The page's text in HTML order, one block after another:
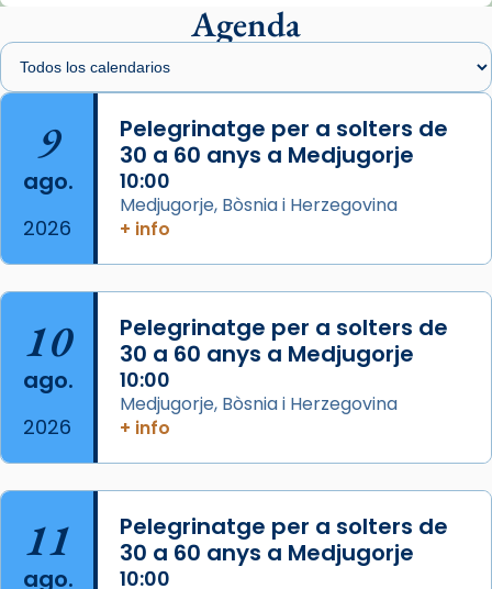
de Barcelona.
2 weeks ago
Aquest dilluns, 27 de juliol, ha tingut lloc la
missa d’acció de gràcies en agraïment al
comitè organitzador de la visita apostòlica
del Sant Pare Lleó XIV a Barcelona, i als
col·laboradors, a la Catedral de Barcelona.
L’arquebisbe de Barcelona, el cardenal Joan
Josep Omella, ha presidit la missa i l’ha
concelebrat el bisbe auxiliar de Barcelona,
Mons. David Abadías.
📸 Dr. G. Simón
Foto
View on Facebook · Share
Agenda
9
ago.
2026
Pelegrinatge per a solters de
30 a 60 anys a Medjugorje
10:00
Medjugorje, Bòsnia i Herzegovina
+ info
10
ago.
2026
Pelegrinatge per a solters de
30 a 60 anys a Medjugorje
10:00
Medjugorje, Bòsnia i Herzegovina
+ info
11
ago.
Pelegrinatge per a solters de
30 a 60 anys a Medjugorje
10:00